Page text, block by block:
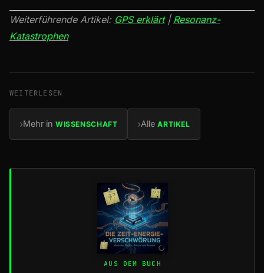
Weiterführende Artikel: GPS erklärt| Resonanz-
Katastrophen
WEITERLESEN
›Mehr in WISSENSCHAFT ›AlleARTIKEL
AUS DEM BUCH